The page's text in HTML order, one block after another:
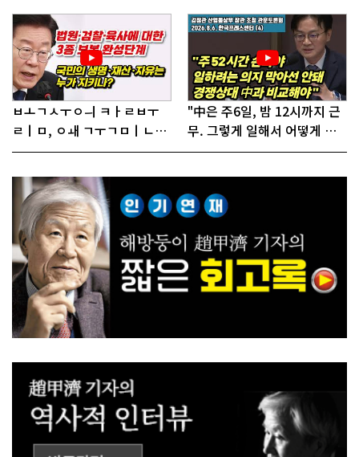
어!"
ㅂㅗㄱㅅㅜㅇㅢ ㅋㅏㄹㅂㅜ
ㄹㅣㅁ, ㅇㅙ ㄱㅜㄱㅁㅣㄴㄷ
ㅡㄹㅇㅣ ㄷㅏㅇㅎㅐㅇㅑ ㅎ
"中은 주6일, 밤 12시까지 근
무. 그렇게 일해서 어떻게 경
쟁하냐 반문하더라"